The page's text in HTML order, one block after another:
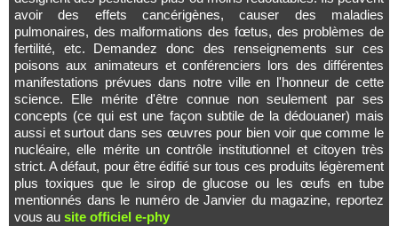
avoir des effets cancérigènes, causer des maladies
pulmonaires, des malformations des fœtus, des problèmes de
fertilité, etc. Demandez donc des renseignements sur ces
poisons aux animateurs et conférenciers lors des différentes
manifestations prévues dans notre ville en l'honneur de cette
science. Elle mérite d'être connue non seulement par ses
concepts (ce qui est une façon subtile de la dédouaner) mais
aussi et surtout dans ses œuvres pour bien voir que comme le
nucléaire, elle mérite un contrôle institutionnel et citoyen très
strict. A défaut, pour être édifié sur tous ces produits légèrement
plus toxiques que le sirop de glucose ou les œufs en tube
mentionnés dans le numéro de Janvier du magazine, reportez
vous au site officiel e-phy